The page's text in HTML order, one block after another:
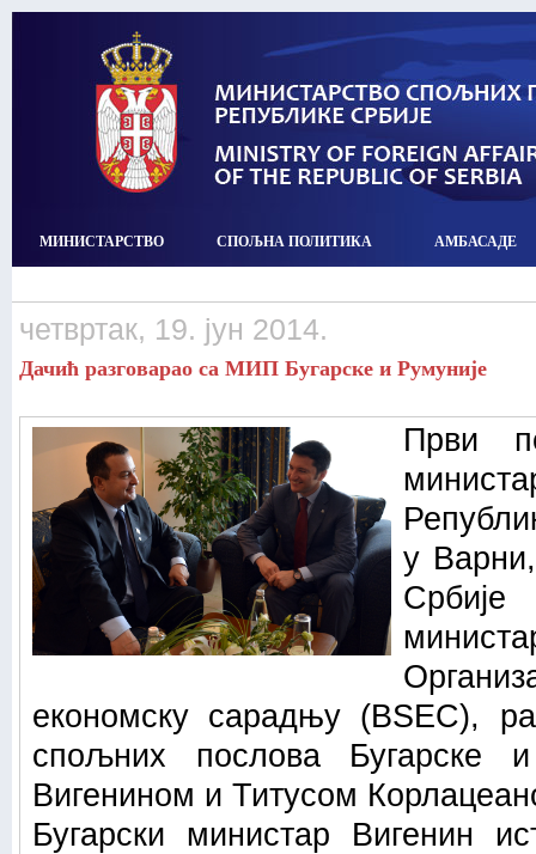
МИНИСТАРСТВО СПОЉНА ПОЛИТИКА АМБАСАДЕ
четвртак, 19. јун 2014.
Дачић разговарао са МИП Бугарске и Румуније
Први
у
економску сарадњу (BSEC),
спољних послова Бугарске и
Вигенином и Титусом
Бугарски министар Вигенин